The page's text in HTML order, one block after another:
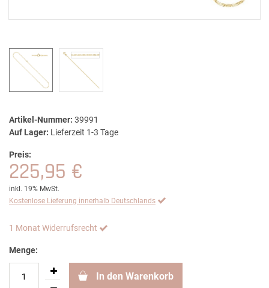
Artikel-Nummer: 39991
Auf Lager: Lieferzeit 1-3 Tage
Preis:
225,95 €
inkl. 19% MwSt.
Kostenlose Lieferung innerhalb Deutschlands
1 Monat Widerrufsrecht
Menge:
In den Warenkorb